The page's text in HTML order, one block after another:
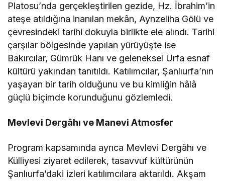
Platosu’nda gerçekleştirilen gezide, Hz. İbrahim’in
ateşe atıldığına inanılan mekân, Aynzeliha Gölü ve
çevresindeki tarihi dokuyla birlikte ele alındı. Tarihi
çarşılar bölgesinde yapılan yürüyüşte ise
Bakırcılar, Gümrük Hanı ve geleneksel Urfa esnaf
kültürü yakından tanıtıldı. Katılımcılar, Şanlıurfa’nın
yaşayan bir tarih olduğunu ve bu kimliğin hâlâ
güçlü biçimde korunduğunu gözlemledi.
Mevlevi Dergâhı ve Manevi Atmosfer
Program kapsamında ayrıca Mevlevi Dergâhı ve
Külliyesi ziyaret edilerek, tasavvuf kültürünün
Şanlıurfa’daki izleri katılımcılara aktarıldı. Akşam